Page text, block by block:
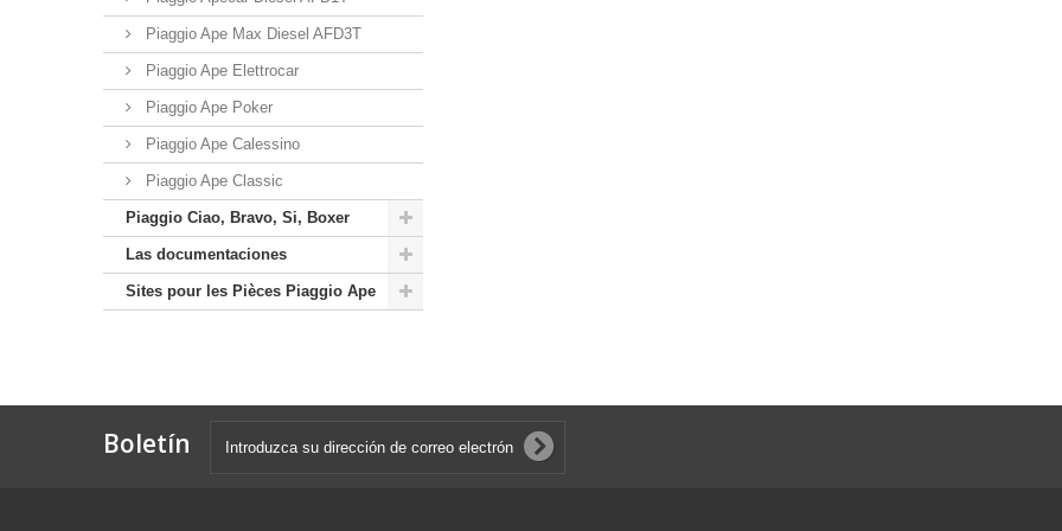
Piaggio Ape Max Diesel AFD3T
Piaggio Ape Elettrocar
Piaggio Ape Poker
Piaggio Ape Calessino
Piaggio Ape Classic
Piaggio Ciao, Bravo, Si, Boxer
Las documentaciones
Sites pour les Pièces Piaggio Ape
Boletín